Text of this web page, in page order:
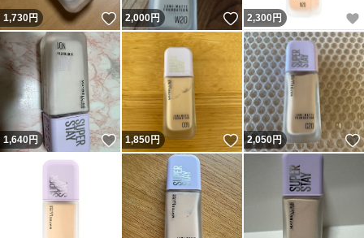
1,730円 いいね！
2,000円 いいね！
2,300 円
1,640円 いいね！
1,850円 いいね！
2,050円